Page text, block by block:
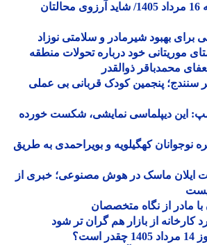
فال ابجد امروز جمعه 16 مرداد 1405/ شاید آرزوی محالتان
بهبود شیرمادر و سلامتی نوزاد
خود درباره تحولات منطقه
محمدباقر ذوالقدر
پنجمین کودک قربانی بی عملی
این دیپلماسی نمایشی، شکست خورده
200 نفره نوجوانان کهگیلویه و بویراحمدی به طریق
ماسک در هوش مصنوعی؛ خبری از
از نگاه متخصصان
از بازار هم گران تر شود